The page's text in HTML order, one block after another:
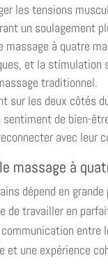
les tensions
un soulagement
massage à quatre
et la
traditionnel.
sur les deux côtés
de bien-
avec leur
massage à
dépend en
de travailler en
communication
une expérience